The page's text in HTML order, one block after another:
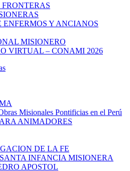
Y ANCIANOS
MISIONERO
VIRTUAL – CONAMI 2026
Misionales Pontificias en el Perú
ANIMADORES
DE LA FE
INFANCIA MISIONERA
APOSTOL